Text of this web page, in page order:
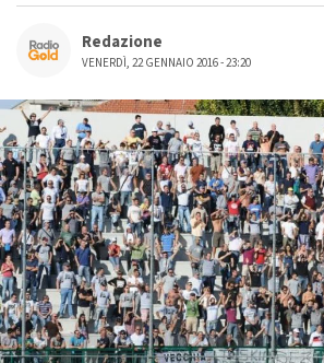
Redazione
VENERDÌ, 22 GENNAIO 2016 - 23:20